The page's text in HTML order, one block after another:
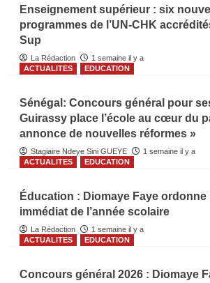
Enseignement supérieur : six
programmes de l’UN-CHK
Sup
La Rédaction
1 semaine il y a
ACTUALITES
EDUCATION
Sénégal: Concours général pour
Guirassy place l’école au cœur du
annonce de nouvelles réformes »
Stagiaire Ndeye Sini GUEYE
1 semaine il y a
ACTUALITES
EDUCATION
Éducation : Diomaye Faye ordonne
immédiat de l’année scolaire
La Rédaction
1 semaine il y a
ACTUALITES
EDUCATION
Concours général 2026 : Diomaye